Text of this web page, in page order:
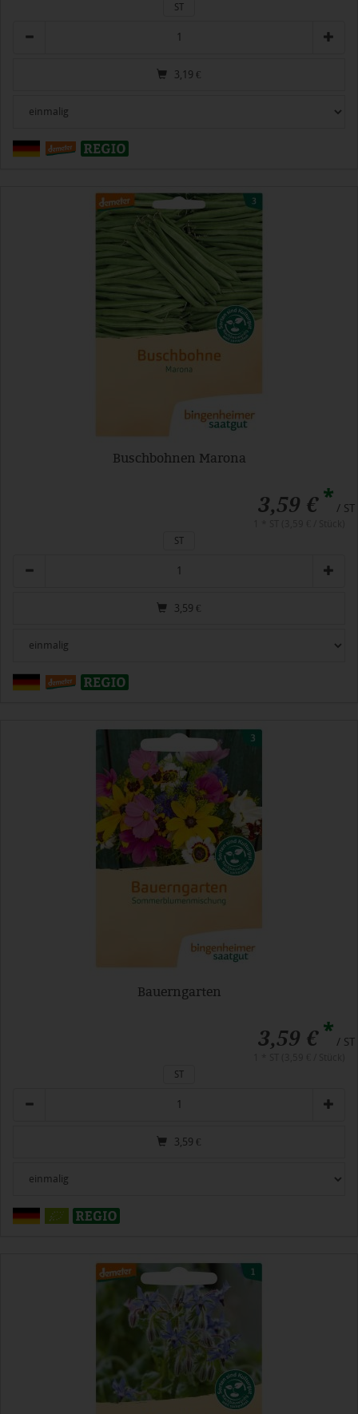
ST
3,19 €
Buschbohnen Marona
3,59 €* / ST
ST
3,59 €
Bauerngarten
3,59 €* / ST
ST
3,59 €